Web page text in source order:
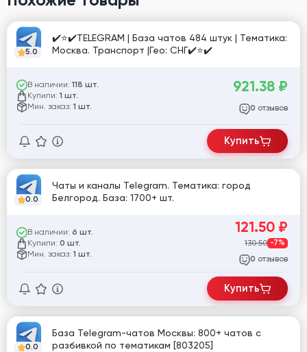
5.0
✔️⭐✔️TELEGRAM | База чатов 484 штук | Тематика:
Москва. Транспорт |Гео: СНГ✔️⭐✔️
В наличии: 118 шт.
Купили: 1 шт.
Мин. заказ: 1 шт.
921.38 ₽
0 отзывов
Купить
0.0
Чаты и каналы Telegram. Тематика: город
Белгород. База: 1700+ шт.
В наличии: 6 шт.
Купили: 0 шт.
Мин. заказ: 1 шт.
121.50 ₽
130.50 -7%
0 отзывов
Купить
0.0
База Telegram-чатов Москвы: 800+ чатов с
разбивкой по тематикам [803205]